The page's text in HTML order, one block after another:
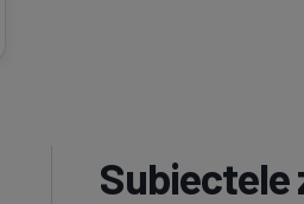
Subiectele